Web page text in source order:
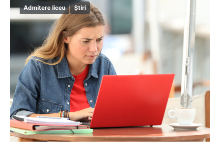
Admitere liceu Știri